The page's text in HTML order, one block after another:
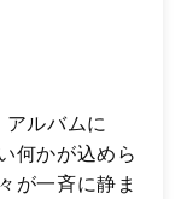
ルバムに
何かが込めら
が一斉に静ま